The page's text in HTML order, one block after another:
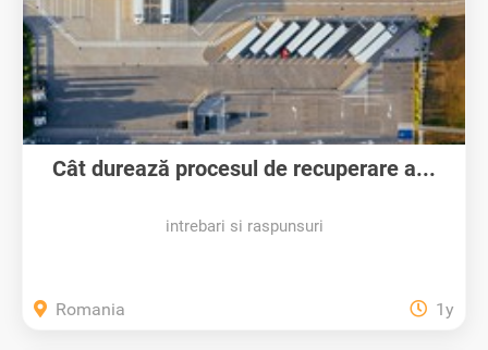
Cât durează procesul de recuperare a...
intrebari si raspunsuri
Romania 1y